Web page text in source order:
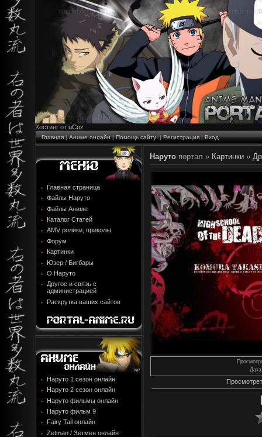
Хостинг от uCoz
Главная|Аниме онлайн|Помощь сайту!|Регистрация|Вход
Главная страница
Файлы Наруто
Файлы Аниме
Каталог Статей
AMV ролики, приколы
Форум
Картинки
Юзер / Бигбары
О Наруто
Другое и связь с
администрацией
Раскрутка ваших сайтов
Наруто 1 сезон онлайн
Наруто 2 сезон онлайн
Наруто фильмы онлайн
Наруто фильм 9
Fairy Tail онлайн
Zetman / Зетмен онлайн
Наруто портал » Картинки »
Дата